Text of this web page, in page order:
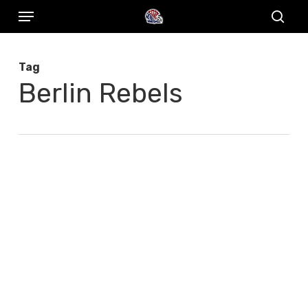
Skip
content
Menu
Tag
Berlin Rebels